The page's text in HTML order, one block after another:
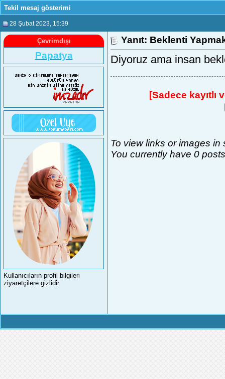
Tekil mesaj gösterimi
28 Şubat 2023 , 15:39
Çevrimdışı
Papatya
Kullanıcıların profil bilgileri
ziyaretçilere gizlidir.
Yanıt: Beklenti
Diyoruz ama insan
[Sadece kayıtlı
To view links or images
You currently have 0